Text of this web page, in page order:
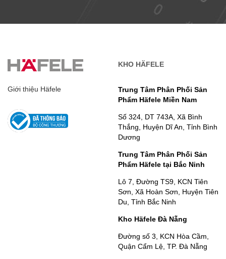
Giới thiệu Häfele
KHO HÄFELE
Trung Tâm Phân Phối Sản
Phẩm Häfele Miền Nam
Số 324, DT 743A, Xã Bình
Thắng, Huyện Dĩ An, Tỉnh Bình
Dương
Trung Tâm Phân Phối Sản
Phẩm Häfele tại Bắc Ninh
Lô 7, Đường TS9, KCN Tiên
Sơn, Xã Hoàn Sơn, Huyện Tiên
Du, Tỉnh Bắc Ninh
Kho Häfele Đà Nẵng
Đường số 3, KCN Hòa Cầm,
Quận Cẩm Lệ, TP. Đà Nẵng